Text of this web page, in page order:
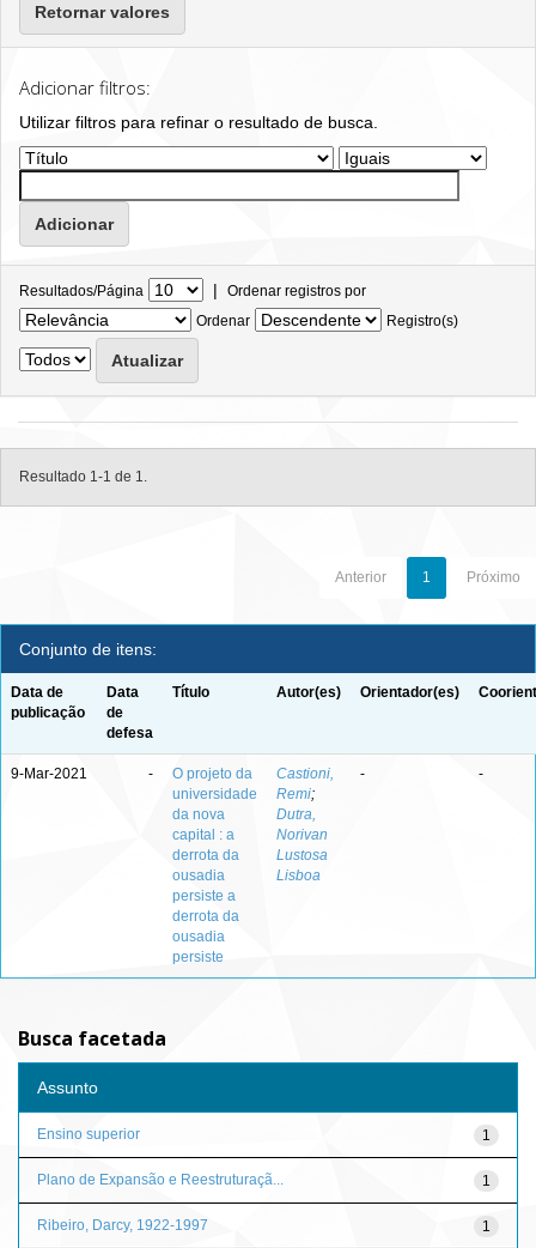
Retornar valores
Adicionar filtros:
Utilizar filtros para refinar o resultado de busca.
Resultados/Página | Ordenar registros por
Ordenar
Registro(s)
Resultado 1-1 de 1.
Anterior 1 Próximo
Conjunto de itens:
Data de
publicação
Data
de
defesa
Título Autor(es) Orientador(es)
9-Mar-2021 -
O projeto da
universidade
da nova
capital : a
derrota da
ousadia
persiste a
derrota da
ousadia
persiste
Castioni,
Remi;
Dutra,
Norivan
Lustosa
Lisboa
- -
Busca facetada
Assunto
1
Ensino superior
1
Plano de Expansão e Reestruturaçã...
1
Ribeiro, Darcy, 1922-1997